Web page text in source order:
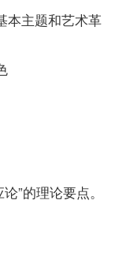
主题和艺术革
”的理论要点。